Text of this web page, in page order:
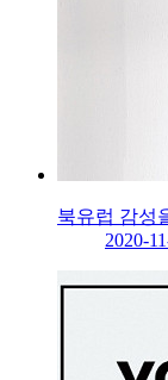
북유럽 감성
2020-